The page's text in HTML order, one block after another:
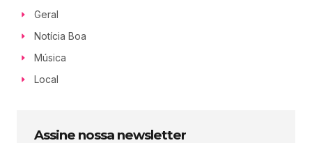
Geral
Notícia Boa
Música
Local
Assine nossa newsletter